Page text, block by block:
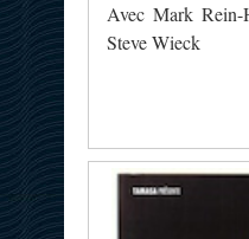
Avec Mark Rein-
Steve Wieck